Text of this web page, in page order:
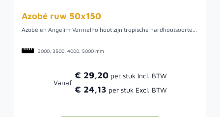
Azobé ruw 50x150
Azobé en Angelim Vermelho hout zijn tropische hardhoutsoorten en vallen in duurzaamheidsklasse 1. Dit houdt in dat het hout een levensduur heeft van ongeveer 25 jaar. Angelim Vermelho is minder bekend van de twee, maar heeft dezelfde kwalitatieve eigenschappen als Azobé. Dit sterke hardhout kan namelijk zeer goed tegen direct contact met water. Het hout heeft een fijne gelijkmatige structuur met een sterke kruisdraad, weinig draadverloop en onvolkomenheden als noesten en kwasten. Daarnaast behoudt het hout erg goed zijn vorm. Door de goede sterkte-eigenschappen en hoge duurzaamheid wordt dit hout vaak gebruikt voor toepassingen in combinatie met grond en/of water.
3000, 3500, 4000, 5000 mm
Vanaf
€ 29,20
€ 24,13